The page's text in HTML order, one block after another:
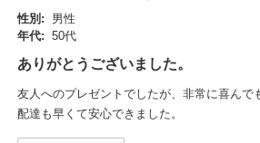
性別:
男性
年代: 50代
ありがとうございました。
友人へのプレゼントでしたが、非常に喜んで
配達も早くて安心できました。